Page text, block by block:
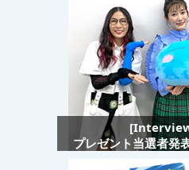
プレゼント当選者発